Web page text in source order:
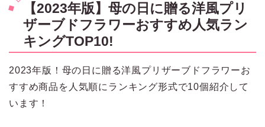
【2023年版】母の日に贈る洋風プリ
ザーブドフラワーおすすめ人気ラン
キングTOP10!
2023年版！母の日に贈る洋風プリザーブドフラワーお
すすめ商品を人気順にランキング形式で10個紹介して
います！